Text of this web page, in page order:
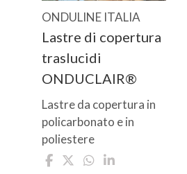
ONDULINE ITALIA
Lastre di copertura
traslucidi
ONDUCLAIR®
Lastre da copertura in
policarbonato e in
poliestere